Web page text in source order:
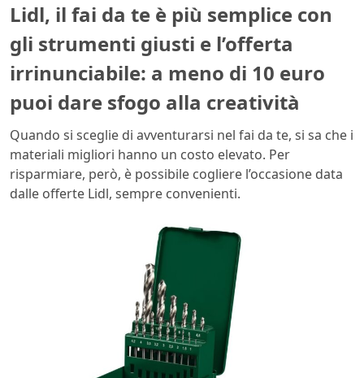
Lidl, il fai da te è più semplice con
gli strumenti giusti e l’offerta
irrinunciabile: a meno di 10 euro
puoi dare sfogo alla creatività
Quando si sceglie di avventurarsi nel fai da te, si sa che i
materiali migliori hanno un costo elevato. Per
risparmiare, però, è possibile cogliere l’occasione data
dalle offerte Lidl, sempre convenienti.